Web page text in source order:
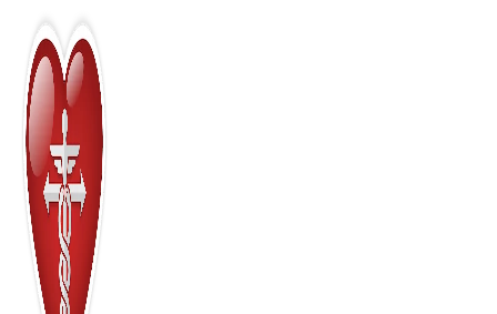
Перейти
содержимому